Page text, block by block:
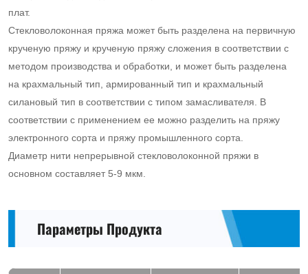
плат.
Стекловолоконная пряжа может быть разделена на первичную
крученую пряжу и крученую пряжу сложения в соответствии с
методом производства и обработки, и может быть разделена
на крахмальный тип, армированный тип и крахмальный
силановый тип в соответствии с типом замасливателя. В
соответствии с применением ее можно разделить на пряжу
электронного сорта и пряжу промышленного сорта.
Диаметр нити непрерывной стекловолоконной пряжи в
основном составляет 5-9 мкм.
Параметры Продукта